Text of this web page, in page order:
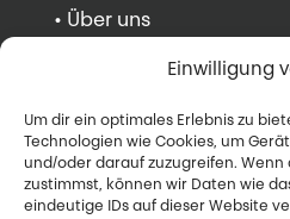
Einwilligung
Um dir ein optimales Erlebnis zu
Technologien wie Cookies, um
und/oder darauf zuzugreifen. Wenn
zustimmst, können wir Daten wie
eindeutige IDs auf dieser Website
• Über uns
•Referenzen
Support